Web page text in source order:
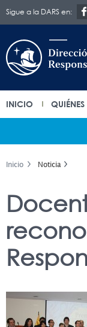
Sigue a la DARS en:
INICIO
Inicio Noticia